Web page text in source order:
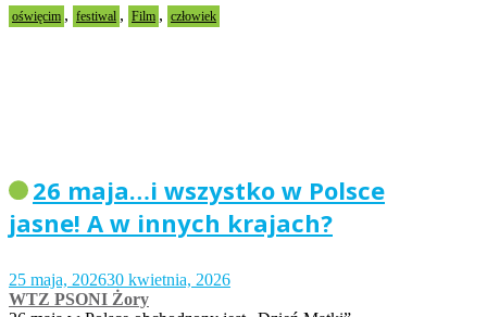
oświęcim , festiwal , Film , człowiek
26 maja…i wszystko w Polsce
jasne! A w innych krajach?
25 maja, 202630 kwietnia, 2026
WTZ PSONI Żory